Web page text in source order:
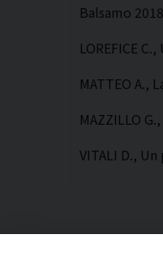
Balsamo 2018
LOREFICE
MATTEO A.,
MAZZILLO
VITALI D.,